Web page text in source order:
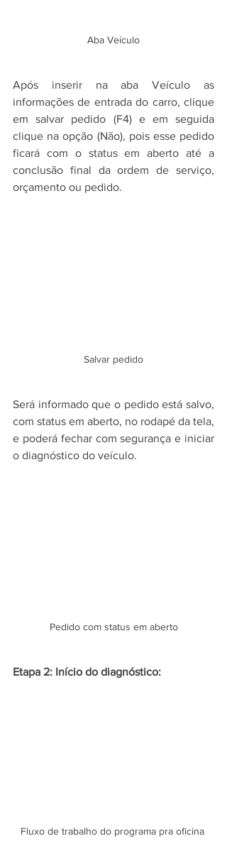
Aba Veículo
Após inserir na aba Veículo as
informações de entrada do carro, clique
em salvar pedido (F4) e em seguida
clique na opção (Não), pois esse pedido
ficará com o status em aberto até a
conclusão final da ordem de serviço,
orçamento ou pedido.
Salvar pedido
Será informado que o pedido está salvo,
com status em aberto, no rodapé da tela,
e poderá fechar com segurança e iniciar
o diagnóstico do veículo.
Pedido com status em aberto
Etapa 2: Início do diagnóstico:
Fluxo de trabalho do programa pra oficina